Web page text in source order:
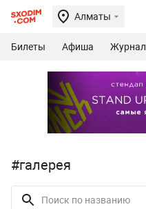
Алматы
Билеты Афиша Журнал
#галерея